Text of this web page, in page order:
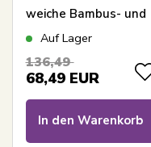
weiche Bambus- und
Daunenfaser -
Living
Auf Lager
136,49
68,49 EUR
In den Warenkorb